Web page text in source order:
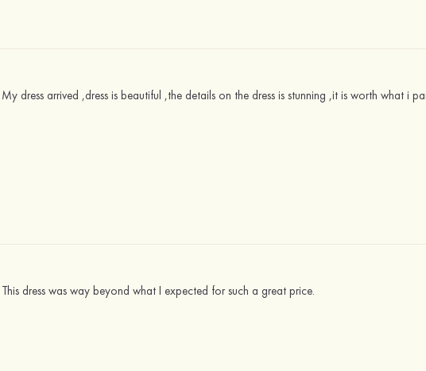
My dress arrived ,dress is beautiful ,the details on the dress is stunning ,it is worth what i
This dress was way beyond what I expected for such a great price.